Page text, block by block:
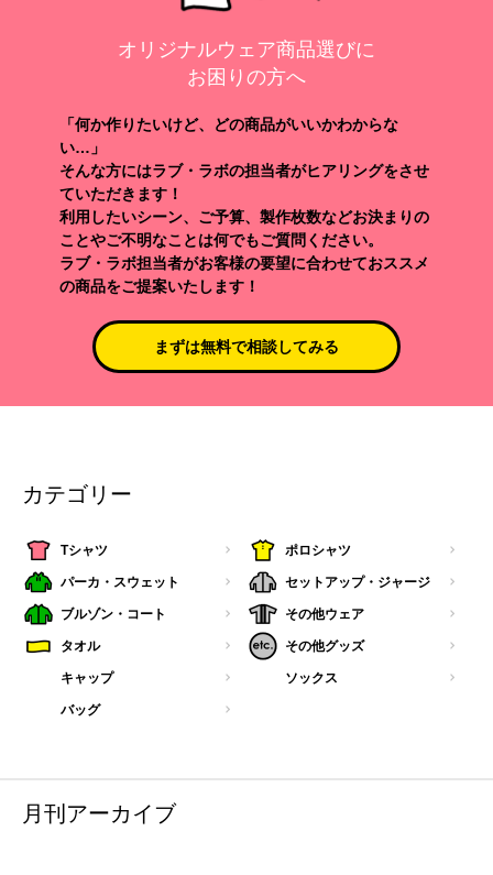
オリジナルウェア商品選びに
お困りの方へ
「何か作りたいけど、どの商品がいいかわからな
い…」
そんな方にはラブ・ラボの担当者がヒアリングをさせ
ていただきます！
利用したいシーン、ご予算、製作枚数などお決まりの
ことやご不明なことは何でもご質問ください。
ラブ・ラボ担当者がお客様の要望に合わせておススメ
の商品をご提案いたします！
まずは無料で相談してみる
カテゴリー
Tシャツ ポロシャツ
パーカ・スウェット セットアップ・ジャージ
ブルゾン・コート その他ウェア
タオル その他グッズ
キャップ ソックス
バッグ
月刊アーカイブ